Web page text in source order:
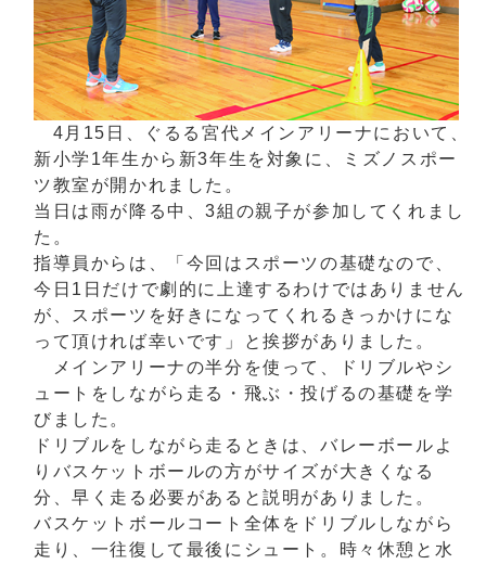
4月15日、ぐるる宮代メインアリーナにおいて、
新小学1年生から新3年生を対象に、ミズノスポー
ツ教室が開かれました。
当日は雨が降る中、3組の親子が参加してくれまし
た。
指導員からは、「今回はスポーツの基礎なので、
今日1日だけで劇的に上達するわけではありません
が、スポーツを好きになってくれるきっかけにな
って頂ければ幸いです」と挨拶がありました。
メインアリーナの半分を使って、ドリブルやシ
ュートをしながら走る・飛ぶ・投げるの基礎を学
びました。
ドリブルをしながら走るときは、バレーボールよ
りバスケットボールの方がサイズが大きくなる
分、早く走る必要があると説明がありました。
バスケットボールコート全体をドリブルしながら
走り、一往復して最後にシュート。時々休憩と水